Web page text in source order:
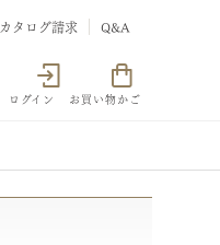
カタログ請求 Q&A
ログイン お買い物かご